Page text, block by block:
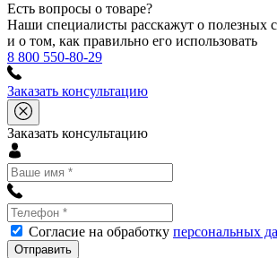
Есть вопросы о товаре?
Наши специалисты расскажут о полезных
и о том, как правильно его использовать
8 800 550-80-29
Заказать консультацию
Заказать консультацию
Согласие на обработку персональных
Отправить